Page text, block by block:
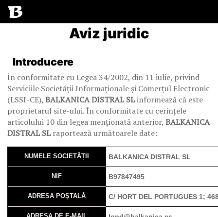
Aviz juridic
Introducere
În conformitate cu Legea 34/2002, din 11 iulie, privind
Serviciile Societății Informaționale și Comerțul Electronic
(LSSI-CE), BALKANICA DISTRAL SLinformează că este
proprietarul site-ului. În conformitate cu cerințele
articolului 10 din legea menționată anterior, BALKANICA
DISTRAL SLraportează următoarele date:
NUMELE SOCIETĂȚII BALKANICA DISTRAL SL
NIF B97847495
ADRESA POȘTALĂ C/ HORT DEL PORTUGUES 1;